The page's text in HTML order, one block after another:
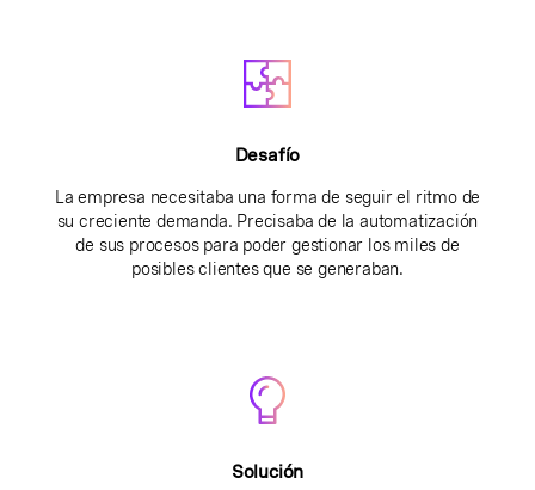
Desafío
La empresa necesitaba una forma de seguir el ritmo de
su creciente demanda. Precisaba de la automatización
de sus procesos para poder gestionar los miles de
posibles clientes que se generaban.
Solución